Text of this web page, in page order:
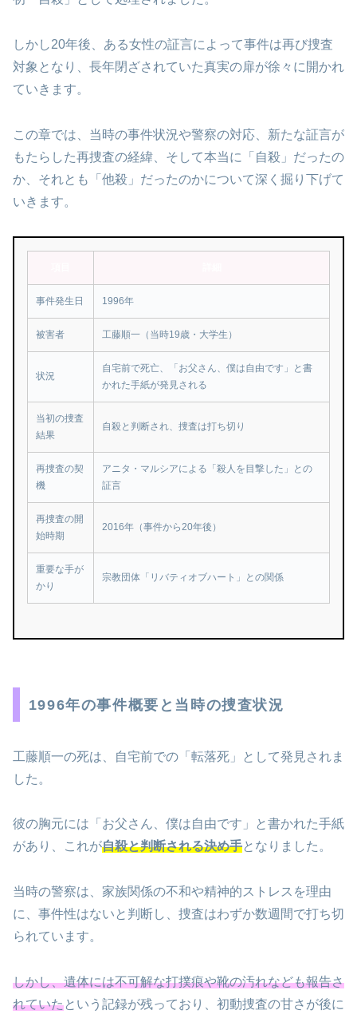
しかし20年後、ある女性の証言によって事件は再び捜査
対象となり、長年閉ざされていた真実の扉が徐々に開かれ
ていきます。
この章では、当時の事件状況や警察の対応、新たな証言が
もたらした再捜査の経緯、そして本当に「自殺」だったの
か、それとも「他殺」だったのかについて深く掘り下げて
いきます。
事件発生日 1996年
被害者 工藤順一（当時19歳・大学生）
状況
自宅前で死亡、「お父さん、僕は自由です」と書
かれた手紙が発見される
当初の捜査
結果
自殺と判断され、捜査は打ち切り
再捜査の契
機
アニタ・マルシアによる「殺人を目撃した」との
証言
再捜査の開
始時期
2016年（事件から20年後）
重要な手が
かり
宗教団体「リバティオブハート」との関係
1996年の事件概要と当時の捜査状況
工藤順一の死は、自宅前での「転落死」として発見されま
した。
彼の胸元には「お父さん、僕は自由です」と書かれた手紙
があり、これが自殺と判断される決め手となりました。
当時の警察は、家族関係の不和や精神的ストレスを理由
に、事件性はないと判断し、捜査はわずか数週間で打ち切
られています。
しかし、遺体には不可解な打撲痕や靴の汚れなども報告さ
れていたという記録が残っており、初動捜査の甘さが後に